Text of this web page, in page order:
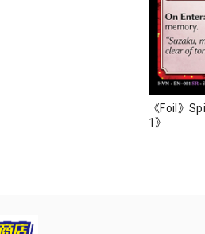
《Foil》
1》